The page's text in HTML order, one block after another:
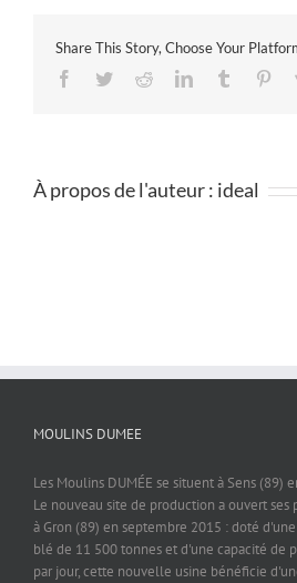
Share This Story, Choose Your
Facebook
TwitterRedditLinkedInTumblr
À propos de l'auteur : ideal
MOULINS DUMEE
Les Moulins DUMÉE se situent à Sens (89)
Le nouveau site de production a ouvert ses
à Gron (89) en septembre 2015 : doté
blé de 11 500 tonnes et d'une capacité de
par jour, cette nouvelle usine bénéficie